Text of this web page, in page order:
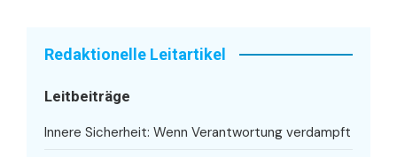
Redaktionelle Leitartikel
Leitbeiträge
Innere Sicherheit: Wenn Verantwortung verdampft